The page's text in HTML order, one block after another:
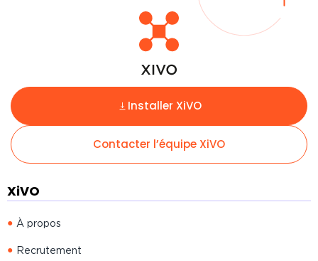
Installer XiVO
Contacter l’équipe XiVO
XiVO
À propos
Recrutement